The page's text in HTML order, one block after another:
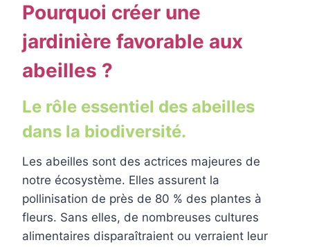
Pourquoi créer une
jardinière favorable aux
abeilles ?
Le rôle essentiel des abeilles
dans la biodiversité.
Les abeilles sont des actrices majeures de
notre écosystème. Elles assurent la
pollinisation de près de 80 % des plantes à
fleurs. Sans elles, de nombreuses cultures
alimentaires disparaîtraient ou verraient leur